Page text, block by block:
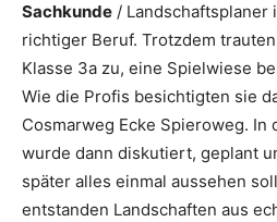
Sachkunde / Landschaftsplaner
richtiger Beruf. Trotzdem
Klasse 3a zu, eine Spielwiese
Wie die Profis besichtigten sie
Cosmarweg Ecke Spieroweg.
wurde dann diskutiert, geplant
später alles einmal aussehen
entstanden Landschaften aus